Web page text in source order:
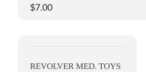
$7.00
REVOLVER MED. TOYS